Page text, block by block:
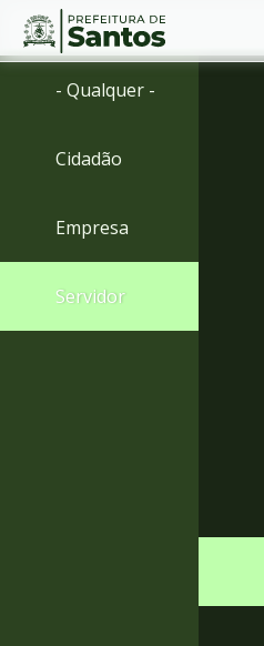
Ir
menu
para
Conteúdo
- Qualquer -
Cidadão
Empresa
Servidor